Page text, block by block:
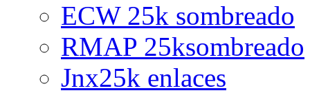
ECW 25k sombreado
RMAP 25ksombreado
Jnx25k enlaces